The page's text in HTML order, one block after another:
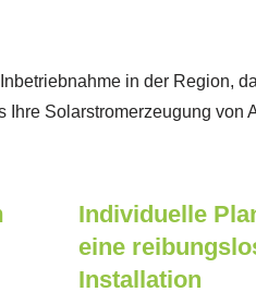
in der Region,
Ihre Solarstromerzeugung von
Individuelle
eine
Installation